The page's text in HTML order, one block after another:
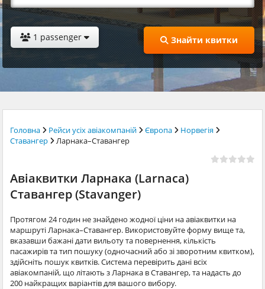
1 passenger Знайти квитки
Головна Рейси усіх авіакомпаній Європа
Норвегія
Ставангер
Ларнака–Ставангер
Авіаквитки Ларнака (Larnaca)
Ставангер (Stavanger)
Протягом 24 годин не знайдено жодної ціни на авіаквитки на
маршруті Ларнака–Ставангер. Використовуйте форму вище та,
вказавши бажані дати вильоту та повернення, кількість
пасажирів та тип пошуку (одночасний або зі зворотним квитком),
здійсніть пошук квитків. Система перевірить дані всіх
авіакомпаній, що літають з Ларнака в Ставангер, та надасть до
200 найкращих варіантів для вашого вибору.